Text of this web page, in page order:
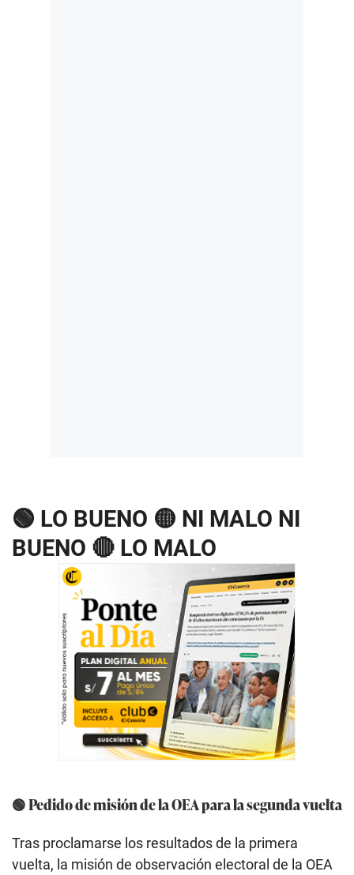
🟢 LO BUENO 🟡 NI MALO NI
BUENO 🔴 LO MALO
🟢 Pedido de misión de la OEA para la segunda vuelta
Tras proclamarse los resultados de la primera
vuelta, la misión de observación electoral de la OEA